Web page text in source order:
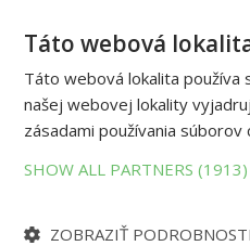
Táto webová
Táto webová lokalita používa
našej webovej lokality
zásadami používania súborov
SHOW ALL PARTNERS
ZOBRAZIŤ PODROBNOSTI